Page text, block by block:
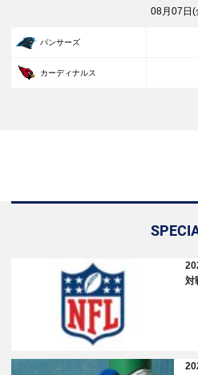
08月07日(
パンサーズ
カーディナルス
対